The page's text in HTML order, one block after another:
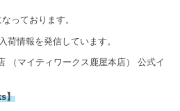
なっております。
荷情報を発信しています。
（マイティワークス鹿屋本店） 公式イ
】